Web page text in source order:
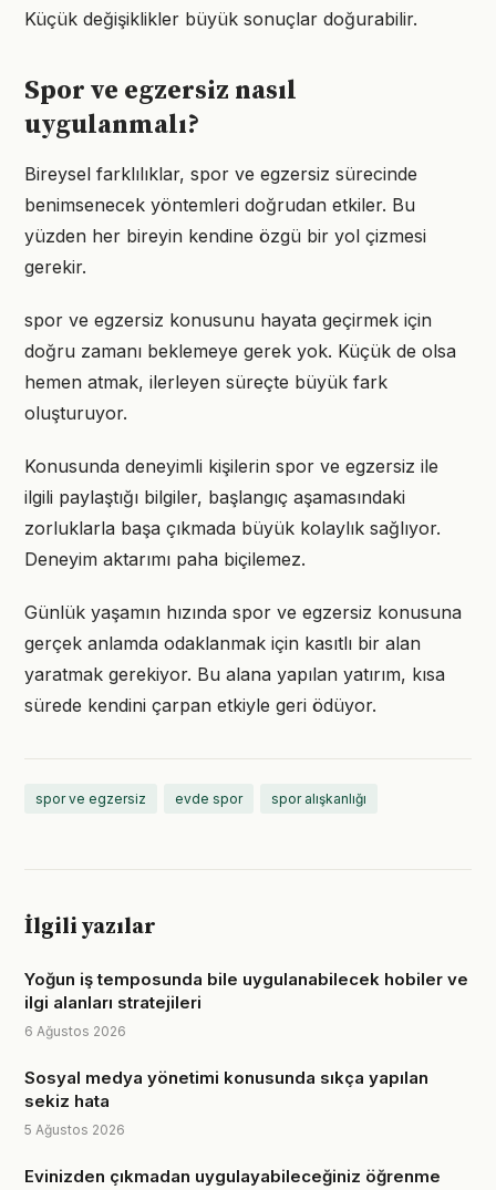
Küçük değişiklikler büyük sonuçlar doğurabilir.
Spor ve egzersiz nasıl
uygulanmalı?
Bireysel farklılıklar, spor ve egzersiz sürecinde
benimsenecek yöntemleri doğrudan etkiler. Bu
yüzden her bireyin kendine özgü bir yol çizmesi
gerekir.
spor ve egzersiz konusunu hayata geçirmek için
doğru zamanı beklemeye gerek yok. Küçük de olsa
hemen atmak, ilerleyen süreçte büyük fark
oluşturuyor.
Konusunda deneyimli kişilerin spor ve egzersiz ile
ilgili paylaştığı bilgiler, başlangıç aşamasındaki
zorluklarla başa çıkmada büyük kolaylık sağlıyor.
Deneyim aktarımı paha biçilemez.
Günlük yaşamın hızında spor ve egzersiz konusuna
gerçek anlamda odaklanmak için kasıtlı bir alan
yaratmak gerekiyor. Bu alana yapılan yatırım, kısa
sürede kendini çarpan etkiyle geri ödüyor.
spor ve egzersiz evde spor spor alışkanlığı
İlgili yazılar
Yoğun iş temposunda bile uygulanabilecek hobiler ve
ilgi alanları stratejileri
6 Ağustos 2026
Sosyal medya yönetimi konusunda sıkça yapılan
sekiz hata
5 Ağustos 2026
Evinizden çıkmadan uygulayabileceğiniz öğrenme